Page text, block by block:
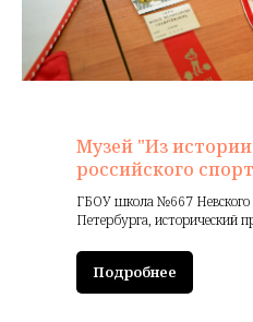
Музей "Из истории
российского
ГБОУ школа №667 Невского
Петербурга, исторический
Подробнее